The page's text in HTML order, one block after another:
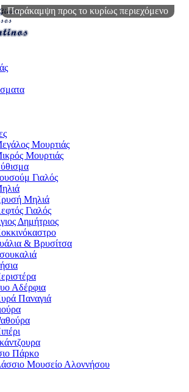
Παράκαμψη προς το κυρίως περιεχόμενο
Μουρτιάς
Μουρτιάς
Γιαλός
Μηλιά
Γιαλός
Δημήτριος
& Βρυσίτσα
Αδέρφια
Παναγιά
Πάρκο
Μουσείο Αλοννήσου